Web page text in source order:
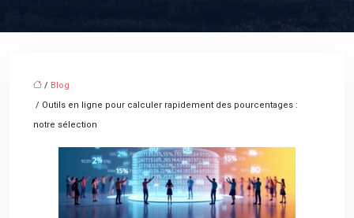
/ Blog
/ Outils en ligne pour calculer rapidement des pourcentages :
notre sélection